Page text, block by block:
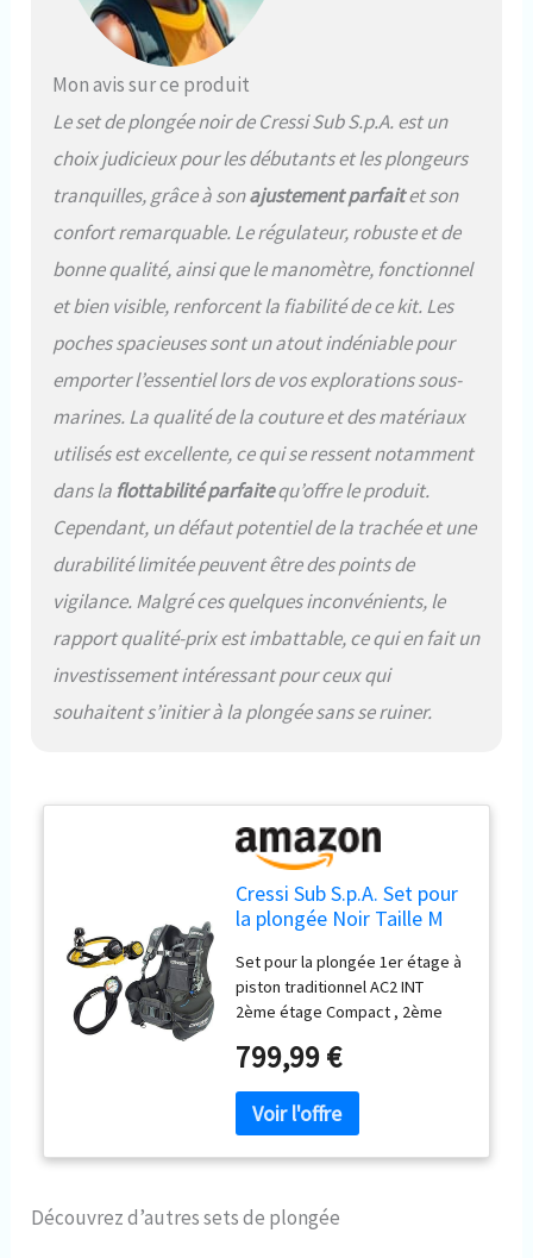
Mon avis sur ce produit
Le set de plongée noir de Cressi Sub S.p.A. est un
choix judicieux pour les débutants et les plongeurs
tranquilles, grâce à sonajustement parfaitet son
confort remarquable. Le régulateur, robuste et de
bonne qualité, ainsi que le manomètre, fonctionnel
et bien visible, renforcent la fiabilité de ce kit. Les
poches spacieuses sont un atout indéniable pour
emporter l’essentiel lors de vos explorations sous-
marines. La qualité de la couture et des matériaux
utilisés est excellente, ce qui se ressent notamment
dans laflottabilité parfaitequ’offre le produit.
Cependant, un défaut potentiel de la trachée et une
durabilité limitée peuvent être des points de
vigilance. Malgré ces quelques inconvénients, le
rapport qualité-prix est imbattable, ce qui en fait un
investissement intéressant pour ceux qui
souhaitent s’initier à la plongée sans se ruiner.
Cressi Sub S.p.A. Set pour
la plongée Noir Taille M
Set pour la plongée 1er étage à
piston traditionnel AC2 INT
2ème étage Compact , 2ème
stabilisateur Start Mini
manomètre
799,99 €
Découvrez d’autres sets de plongée